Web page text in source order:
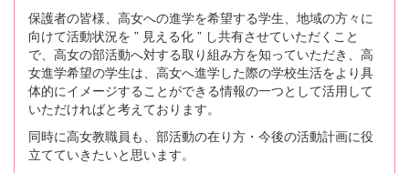
保護者の皆様、高女への進学を希望する学生、地域の方々に
向けて活動状況を ” 見える化 ” し共有させていただくこと
で、高女の部活動へ対する取り組み方を知っていただき、高
女進学希望の学生は、高女へ進学した際の学校生活をより具
体的にイメージすることができる情報の一つとして活用して
いただければと考えております。
同時に高女教職員も、部活動の在り方・今後の活動計画に役
立てていきたいと思います。